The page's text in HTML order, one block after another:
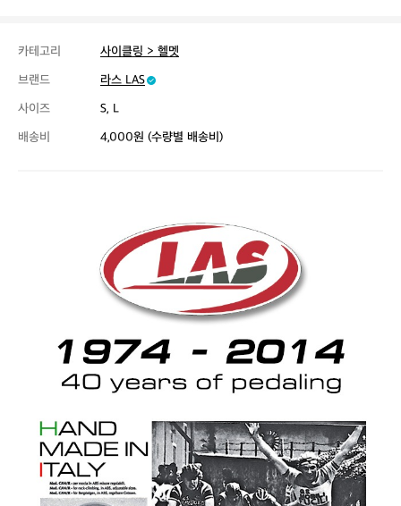
카테고리
사이클링 > 헬멧
브랜드
라스 LAS
사이즈
S, L
배송비
4,000원 (수량별 배송비)